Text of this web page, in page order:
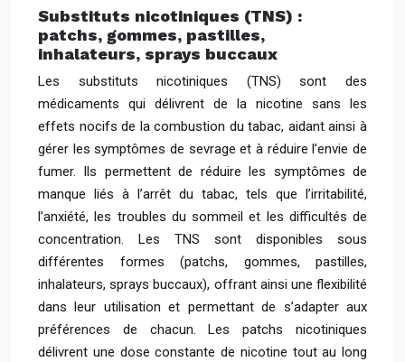
Substituts nicotiniques (TNS) :
patchs, gommes, pastilles,
inhalateurs, sprays buccaux
Les substituts nicotiniques (TNS) sont des
médicaments qui délivrent de la nicotine sans les
effets nocifs de la combustion du tabac, aidant ainsi à
gérer les symptômes de sevrage et à réduire l’envie de
fumer. Ils permettent de réduire les symptômes de
manque liés à l’arrêt du tabac, tels que l’irritabilité,
l’anxiété, les troubles du sommeil et les difficultés de
concentration. Les TNS sont disponibles sous
différentes formes (patchs, gommes, pastilles,
inhalateurs, sprays buccaux), offrant ainsi une flexibilité
dans leur utilisation et permettant de s’adapter aux
préférences de chacun. Les patchs nicotiniques
délivrent une dose constante de nicotine tout au long